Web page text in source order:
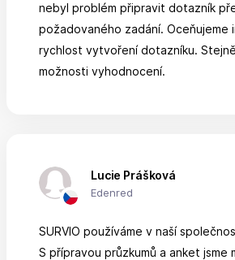
nebyl problém připravit dotazník
požadovaného zadání. Oceňujeme
rychlost vytvoření dotazníku.
možnosti vyhodnocení.
Lucie Prášková
Edenred
SURVIO používáme v naší
S přípravou průzkumů a anket jsme